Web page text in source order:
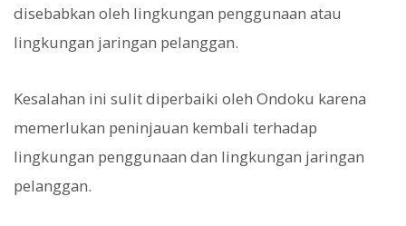
disebabkan oleh lingkungan penggunaan atau
lingkungan jaringan pelanggan.
Kesalahan ini sulit diperbaiki oleh Ondoku karena
memerlukan peninjauan kembali terhadap
lingkungan penggunaan dan lingkungan jaringan
pelanggan.